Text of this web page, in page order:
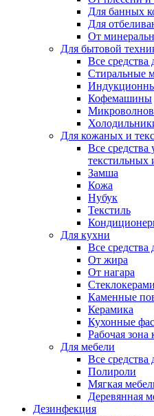
Для банных
Для
От
Для бытовой
Все
Стиральные
Кофемашины
Для кожаных и
Все средства
текстильных
Замша
Кожа
Нубук
Текстиль
Для кухни
Все средства
От жира
От нагара
Каменные
Керамика
Кухонные
Рабочая зона
Для мебели
Все средства
Полироли
Мягкая
Деревянная
Дезинфекция